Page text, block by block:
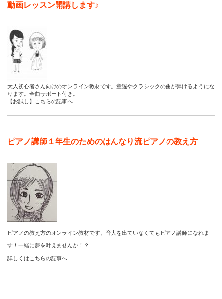
動画レッスン開講します♪
大人初心者さん向けのオンライン教材です。童謡やクラシックの曲が弾けるようにな
ります。全曲サポート付き。
【お試し】こちらの記事へ
ピアノ講師１年生のためのはんなり流ピアノの教え方
ピアノの教え方のオンライン教材です。音大を出ていなくてもピアノ講師になれま
す！一緒に夢を叶えませんか！？
詳しくはこちらの記事へ